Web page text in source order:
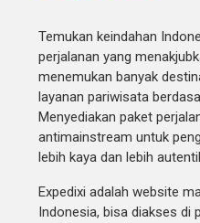
Temukan keindahan
perjalanan yang
menemukan banyak
layanan pariwisata
Menyediakan paket
antimainstream untuk
lebih kaya dan lebih
Expedixi adalah website
Indonesia, bisa diakses di